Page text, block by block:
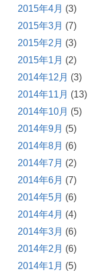
2015年4月 (3)
2015年3月 (7)
2015年2月 (3)
2015年1月 (2)
2014年12月 (3)
2014年11月 (13)
2014年10月 (5)
2014年9月 (5)
2014年8月 (6)
2014年7月 (2)
2014年6月 (7)
2014年5月 (6)
2014年4月 (4)
2014年3月 (6)
2014年2月 (6)
2014年1月 (5)